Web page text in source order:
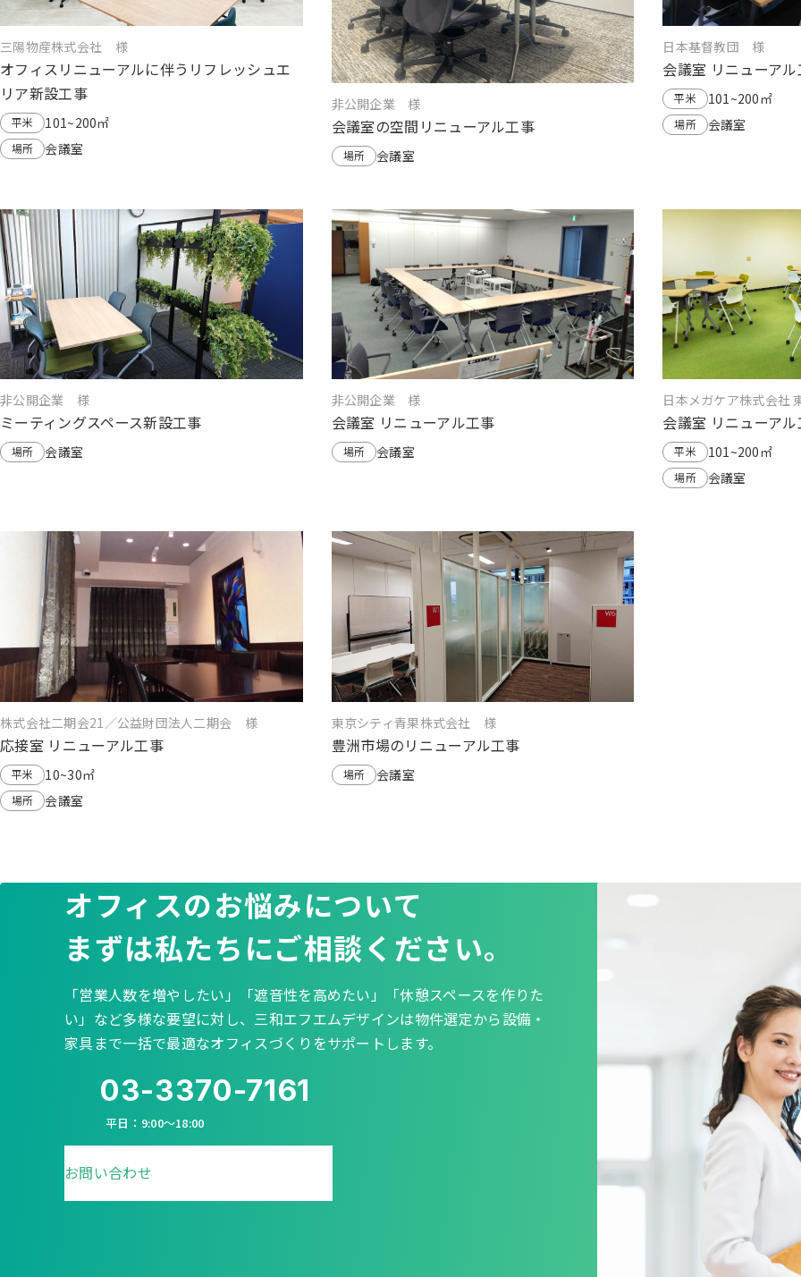
三陽物産株式会社 様
オフィスリニューアルに伴うリフレッシュエ
リア新設工事
平米 101~200㎡
場所 会議室
非公開企業 様
会議室の空間リニューアル工事
場所 会議室
日本基督教団 様
会議室 リニューア
平米 101~200㎡
場所 会議室
非公開企業 様
ミーティングスペース新設工事
場所 会議室
非公開企業 様
会議室 リニューアル工事
場所 会議室
日本メガケア株式会
会議室 リニューア
平米 101~200㎡
場所 会議室
株式会社二期会21／公益財団法人二期会 様
応接室 リニューアル工事
平米 10~30㎡
場所 会議室
東京シティ青果株式会社 様
豊洲市場のリニューアル工事
場所 会議室
オフィスのお悩みについて
まずは私たちにご相談ください。
「営業人数を増やしたい」「遮音性を高めたい」「休憩スペースを作りた
い」など多様な要望に対し、三和エフエムデザインは物件選定から設備・
家具まで一括で最適なオフィスづくりをサポートします。
03-3370-7161
平日：9:00〜18:00
お問い合わせ